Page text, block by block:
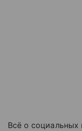
Всё о социальных